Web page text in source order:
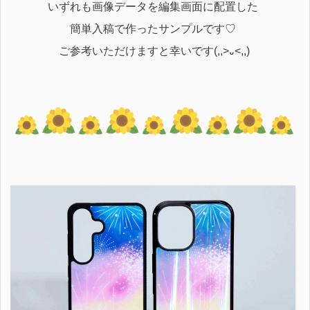
いずれも画像データを編集画面に配置した
簡単入稿で作ったサンプルです♡
ご参考いただけますと幸いです(,,>᎑<,,)